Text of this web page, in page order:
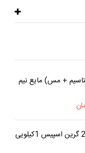
+ مس) مایع نیم
ان پی کا(NPK) 20_20-20 گرین اسپیس 1کیلویی